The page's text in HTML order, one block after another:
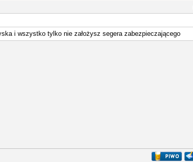
i wszystko tylko nie założysz segera zabezpieczającego